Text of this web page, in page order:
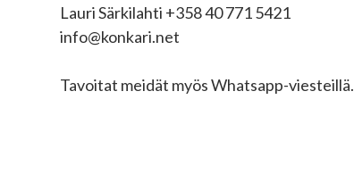
Lauri Särkilahti +358 40 771 5421
info@konkari.net
Tavoitat meidät myös Whatsapp-viesteillä.